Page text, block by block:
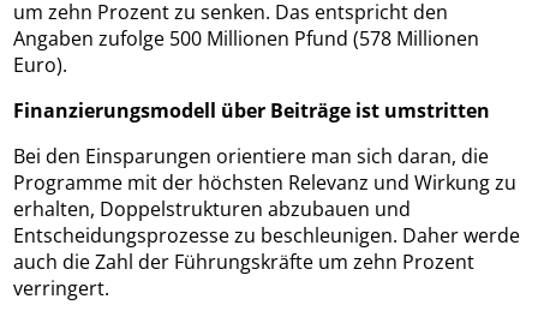
um zehn Prozent zu senken. Das entspricht den
Angaben zufolge 500 Millionen Pfund (578 Millionen
Euro).
Finanzierungsmodell über Beiträge ist umstritten
Bei den Einsparungen orientiere man sich daran, die
Programme mit der höchsten Relevanz und Wirkung zu
erhalten, Doppelstrukturen abzubauen und
Entscheidungsprozesse zu beschleunigen. Daher werde
auch die Zahl der Führungskräfte um zehn Prozent
verringert.